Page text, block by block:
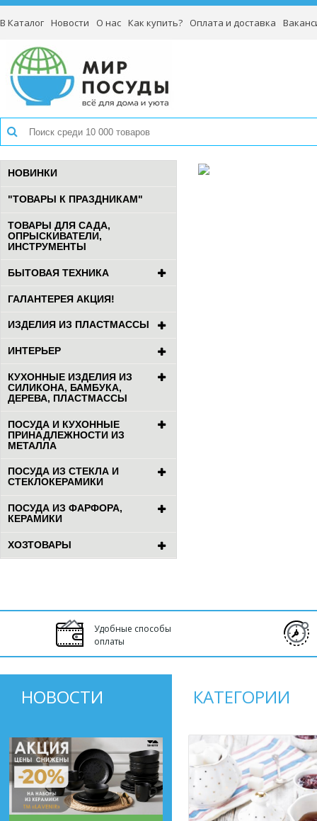
В Каталог Новости О нас Как купить? Оплата и доставка
НОВИНКИ
"ТОВАРЫ К ПРАЗДНИКАМ"
ТОВАРЫ ДЛЯ САДА,
ОПРЫСКИВАТЕЛИ,
ИНСТРУМЕНТЫ
БЫТОВАЯ ТЕХНИКА
ГАЛАНТЕРЕЯ АКЦИЯ!
ИЗДЕЛИЯ ИЗ ПЛАСТМАССЫ
ИНТЕРЬЕР
КУХОННЫЕ ИЗДЕЛИЯ ИЗ
СИЛИКОНА, БАМБУКА,
ДЕРЕВА, ПЛАСТМАССЫ
ПОСУДА И КУХОННЫЕ
ПРИНАДЛЕЖНОСТИ ИЗ
МЕТАЛЛА
ПОСУДА ИЗ СТЕКЛА И
СТЕКЛОКЕРАМИКИ
ПОСУДА ИЗ ФАРФОРА,
КЕРАМИКИ
ХОЗТОВАРЫ
Удобные способы
оплаты
НОВОСТИ КАТЕГОРИИ